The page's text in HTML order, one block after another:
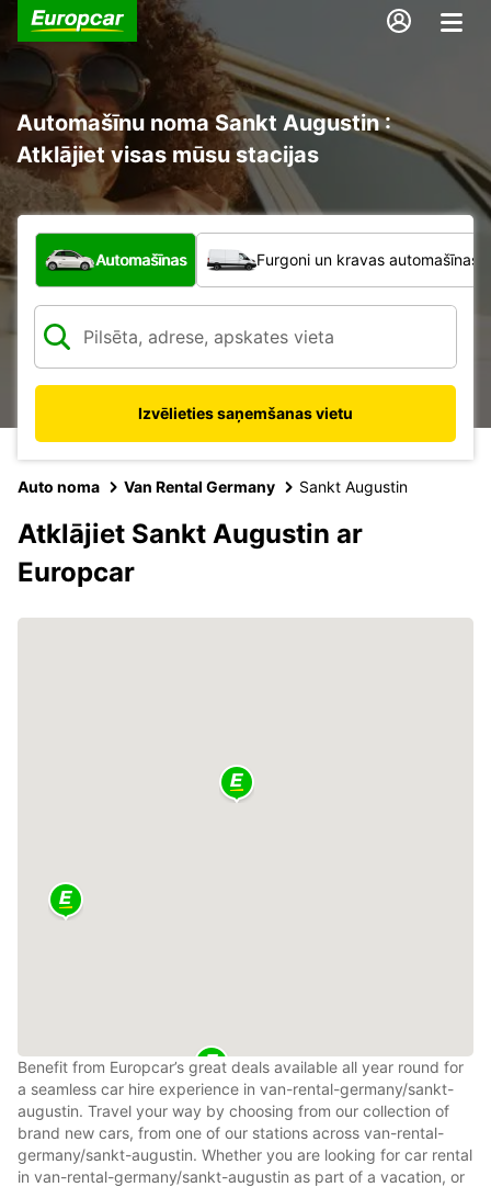
Automašīnu noma Sankt Augustin :
Atklājiet visas mūsu stacijas
Kāda veida transportlīdzeklis?
Automašīnas Furgoni un kravas automašīnas
Izvēlieties saņemšanas vietu
Auto noma Van Rental Germany Sankt Augustin
Atklājiet Sankt Augustin ar
Europcar
Benefit from Europcar’s great deals available all year round for
a seamless car hire experience in van-rental-germany/sankt-
augustin. Travel your way by choosing from our collection of
brand new cars, from one of our stations across van-rental-
germany/sankt-augustin. Whether you are looking for car rental
in van-rental-germany/sankt-augustin as part of a vacation, or